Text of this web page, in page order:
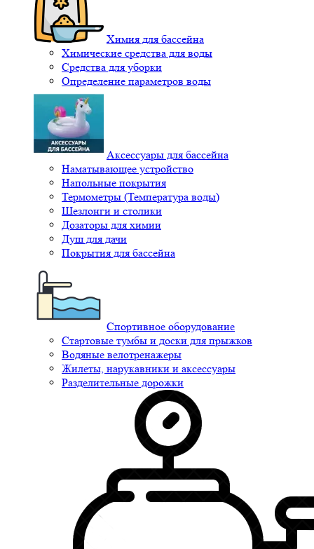
Химия для бассейна
Химические средства для воды
Средства для уборки
Определение параметров воды
Аксессуары для бассейна
Наматывающее устройство
Напольные покрытия
Термометры (Температура воды)
Шезлонги и столики
Дозаторы для химии
Душ для дачи
Покрытия для бассейна
Спортивное оборудование
Стартовые тумбы и доски для прыжков
Водяные велотренажеры
Жилеты, нарукавники и аксессуары
Разделительные дорожки